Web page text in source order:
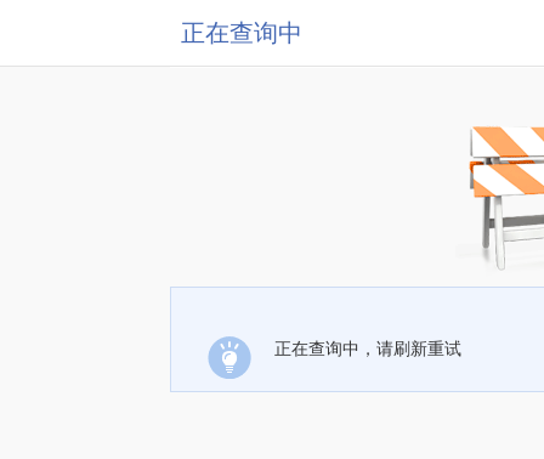
正在查询中
正在查询中，请刷新重试